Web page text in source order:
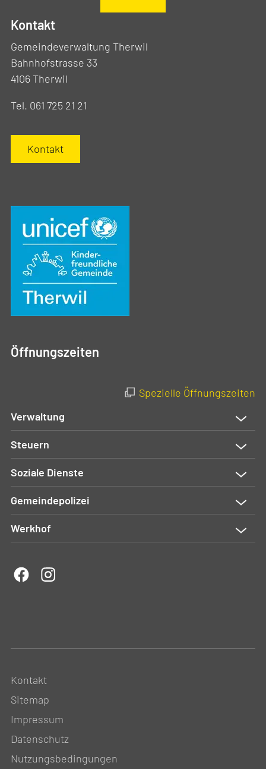
Kontakt
Gemeindeverwaltung Therwil
Bahnhofstrasse 33
4106 Therwil
Tel. 061 725 21 21
Kontakt
Öffnungszeiten
Spezielle Öffnungszeiten
Verwaltung
Steuern
Soziale Dienste
Gemeindepolizei
Werkhof
Kontakt
Sitemap
Impressum
Datenschutz
Nutzungsbedingungen